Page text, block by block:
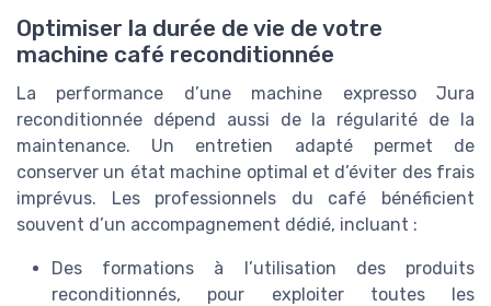
Optimiser la durée de vie de votre
machine café reconditionnée
La performance d’une machine expresso Jura
reconditionnée dépend aussi de la régularité de la
maintenance. Un entretien adapté permet de
conserver un état machine optimal et d’éviter des frais
imprévus. Les professionnels du café bénéficient
souvent d’un accompagnement dédié, incluant :
Des formations à l’utilisation des produits
reconditionnés, pour exploiter toutes les